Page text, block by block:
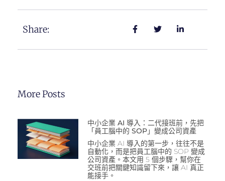
Share:
More Posts
中小企業 AI 導入：二代接班前，先把
「員工腦中的 SOP」變成公司資產
中小企業 AI 導入的第一步，往往不是
自動化，而是把員工腦中的 SOP 變成
公司資產。本文用 5 個步驟，幫你在
交班前把關鍵知識留下來，讓 AI 真正
能接手。